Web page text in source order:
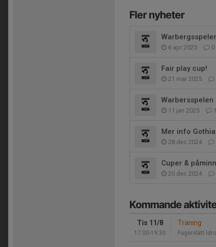
Fler nyheter
6 apr 2025 0
Fair play cup!
21 mar 2025
Warbersspelen
11 jan 2025 1
Mer info
28 dec 2024
Cuper &
20 dec 2024
Kommande
Tis 11/8
17:00-19:30
Träning
Fagerslätt